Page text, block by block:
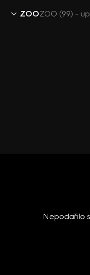
ZOOZOO (99) -
Nepodařilo